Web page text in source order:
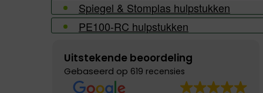
Spiegel & Stomplas hulpstukken
PE100-RC hulpstukken
Uitstekende beoordeling
Gebaseerd op 619 recensies